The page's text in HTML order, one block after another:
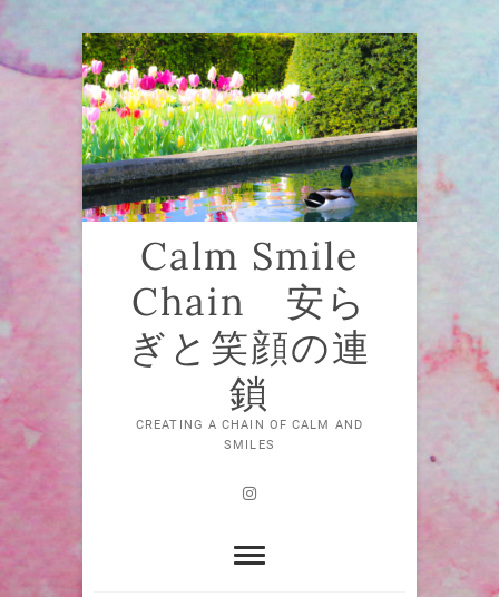
Skip
to
content
Calm Smile
Chain 安ら
ぎと笑顔の連
鎖
CREATING A CHAIN OF CALM AND
SMILES
Instagram